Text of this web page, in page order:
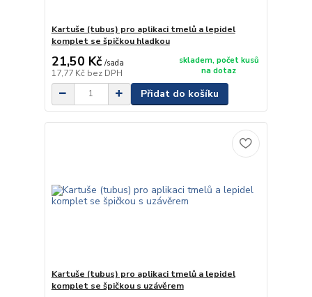
Kartuše (tubus) pro aplikaci tmelů a lepidel
komplet se špičkou hladkou
21,50 Kč /sada
17,77 Kč bez DPH
skladem, počet kusů
na dotaz
Přidat do košíku
Kartuše (tubus) pro aplikaci tmelů a lepidel
komplet se špičkou s uzávěrem